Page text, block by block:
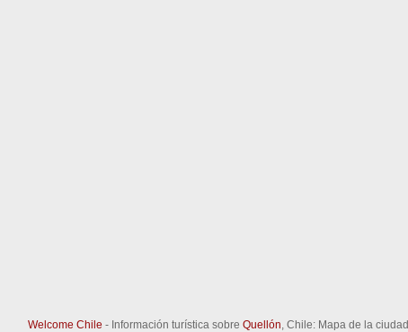
Welcome Chile - Información turística sobre Quellón, Chile: Mapa de la ciudad